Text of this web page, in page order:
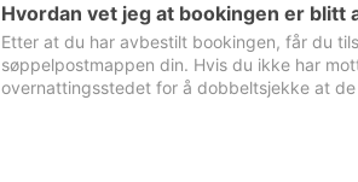
Hvordan vet jeg at bookingen er blitt
Etter at du har avbestilt bookingen, får du
søppelpostmappen din. Hvis du ikke har
overnattingsstedet for å dobbeltsjekke at